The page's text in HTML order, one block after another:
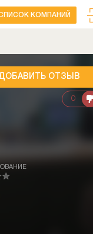
КОМПАНИЙ
ОТЗЫВ
0